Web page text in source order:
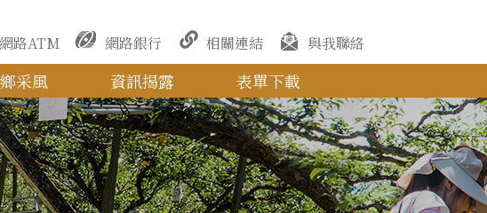
采風 資訊揭露 表單下載
網路ATM 網路銀行 相關連結 與我聯絡